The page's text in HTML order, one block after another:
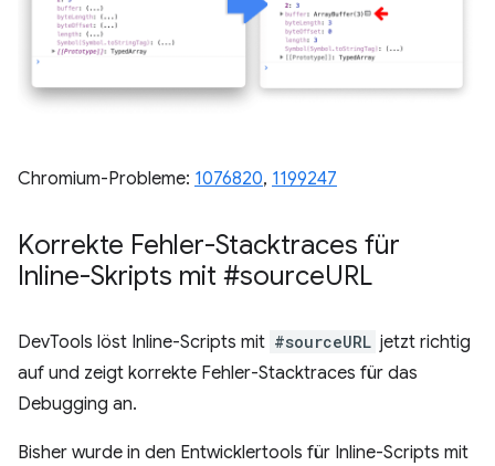
Chromium-Probleme: 1076820, ​​ 1199247
Korrekte Fehler-Stacktraces für
Inline-Skripts mit #sourceURL
DevTools löst Inline-Scripts mit #sourceURL jetzt richtig
auf und zeigt korrekte Fehler-Stacktraces für das
Debugging an.
Bisher wurde in den Entwicklertools für Inline-Scripts mit